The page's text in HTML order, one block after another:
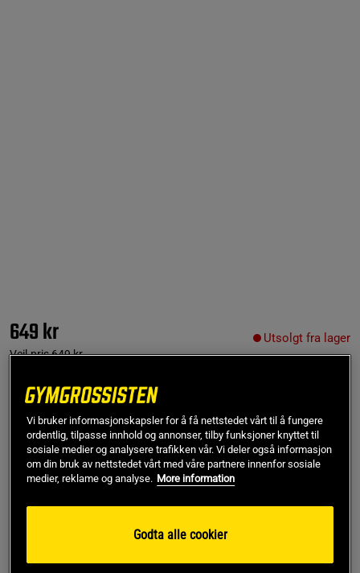
649 kr
Veil.pris649 kr
Utsolgt fra lager
38 1/2 Utsolgt fra lager
Gi meg beskjed via e-post
Dette produktet er dessverre ikke i lager. Få beskjed når
SKU #3028259-001R | EAN197778987500
Vi bruker informasjonskapsler for å få nettstedet vårt til å fungere
ordentlig, tilpasse innhold og annonser, tilby funksjoner knyttet til
sosiale medier og analysere trafikken vår. Vi deler også informasjon
om din bruk av nettstedet vårt med våre partnere innenfor sosiale
medier, reklame og analyse. More information
Godta alle cookier